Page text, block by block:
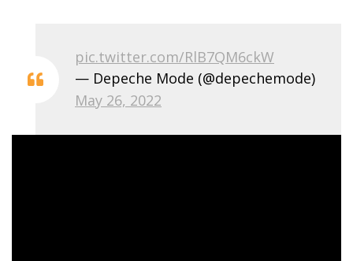
pic.twitter.com/RlB7QM6ckW
— Depeche Mode (@depechemode)
May 26, 2022